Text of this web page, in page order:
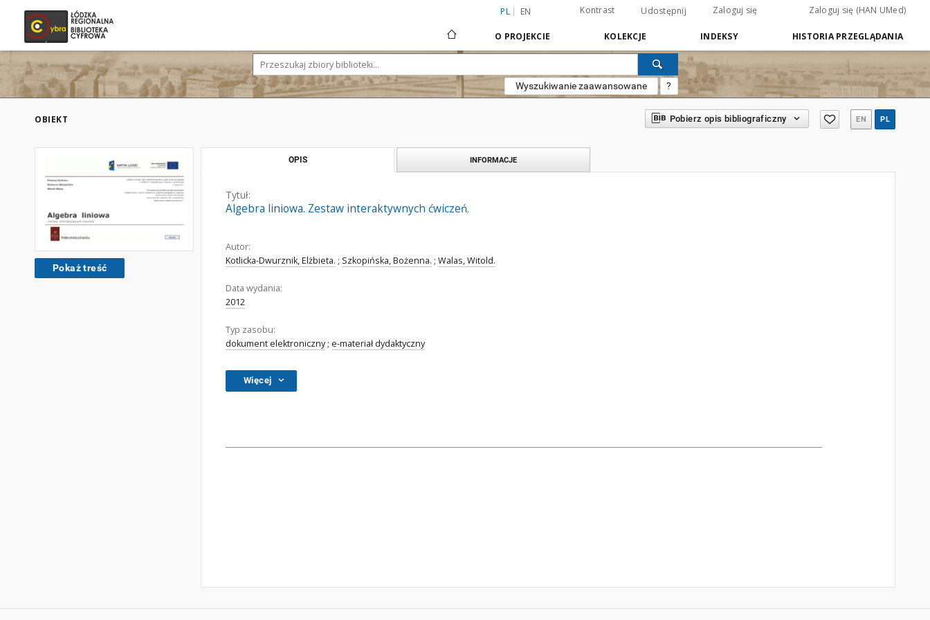
PL EN Kontrast Udostępnij Zaloguj się Zaloguj się (HAN UMed)
O PROJEKCIE KOLEKCJE INDEKSY HISTORIA PRZEGLĄDANIA
Wyszukiwanie zaawansowane ?
OBIEKT Pobierz opis bibliograficzny EN PL
Pokaż treść
OPIS INFORMACJE
Tytuł:
Algebra liniowa. Zestaw interaktywnych ćwiczeń.
Autor:
Kotlicka-Dwurznik, Elżbieta. ; Szkopińska, Bożenna. ; Walas, Witold.
Data wydania:
2012
Typ zasobu:
dokument elektroniczny; e-materiał dydaktyczny
Więcej